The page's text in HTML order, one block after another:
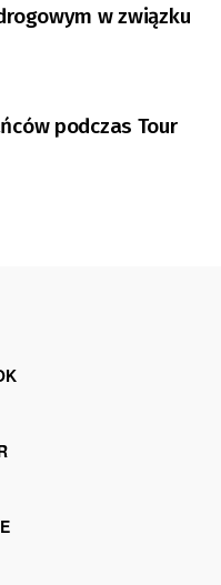
w związku
podczas Tour